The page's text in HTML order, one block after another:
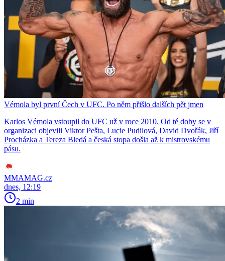
Vémola byl první Čech v UFC. Po něm přišlo dalších pět jmen
Karlos Vémola vstoupil do UFC už v roce 2010. Od té doby se v
organizaci objevili Viktor Pešta, Lucie Pudilová, David Dvořák, Jiří
Procházka a Tereza Bledá a česká stopa došla až k mistrovskému
pásu.
MMAMAG.cz
dnes, 12:19
2 min